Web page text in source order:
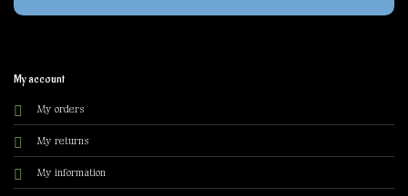
My account
My orders
My returns
My information